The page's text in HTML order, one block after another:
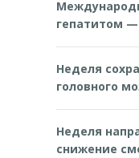
гепатитом
Неделя
головного
Неделя
снижение